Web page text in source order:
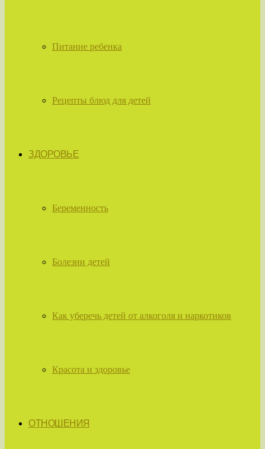
Питание ребенка
Рецепты блюд для детей
ЗДОРОВЬЕ
Беременность
Болезни детей
Как уберечь детей от алкоголя и наркотиков
Красота и здоровье
ОТНОШЕНИЯ